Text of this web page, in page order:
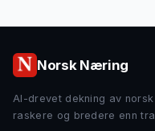
Norsk Næring
AI-drevet dekning av
raskere og bredere enn